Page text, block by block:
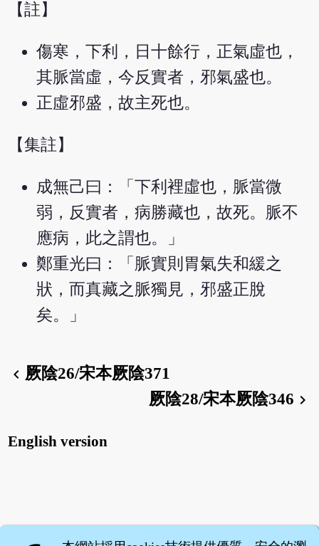
【註】
傷寒，下利，日十餘行，正氣虛也，
其脈當虛，今反實者，邪氣盛也。
正虛邪盛，故主死也。
【集註】
成無己曰：「下利裡虛也，脈當微
弱，反實者，病勝藏也，故死。脈不
應病，此之謂也。」
鄭重光曰：「脈實則胃氣失和緩之
狀，而真藏之脈獨見，邪盛正脫
矣。」
chevron_left厥陰26/宋本厥陰371
厥陰28/宋本厥陰346 chevron_right
English version